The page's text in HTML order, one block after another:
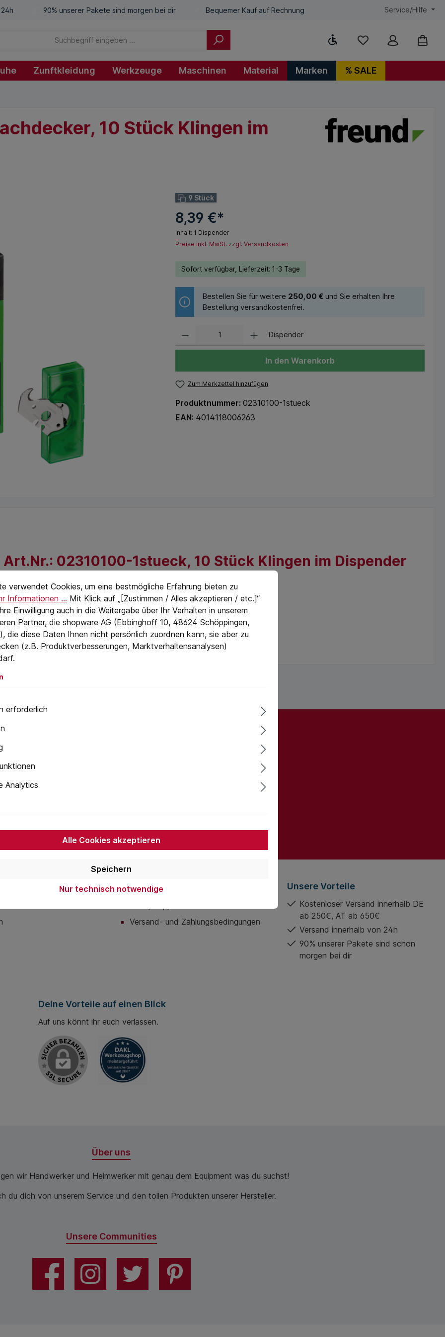
90% unserer Pakete sind morgen bei dir Bequemer Kauf auf Rechnung Service/Hilfe
Werkzeugleiste anzeigen
Zunftkleidung Werkzeuge Maschinen Material Marken % SALE
10 Stück Klingen im
9 Stück
8,39 €*
Inhalt: 1 Dispender
Preise inkl. MwSt. zzgl. Versandkosten
Sofort verfügbar, Lieferzeit: 1-3 Tage
Bestellen Sie für weitere 250,00 €und Sie erhalten Ihre
Bestellung versandkostenfrei.
Dispender
In den Warenkorb
Zum Merkzettel hinzufügen
Produktnummer: 02310100-1stueck
EAN: 4014118006263
02310100-1stueck, 10 Stück Klingen im Dispender
Qualität, 10 Stück im Dispenser
Sie jetzt einfach unseren regelmäßig erscheinenden Newsletter und Sie
unter den Ersten sein, über neue Produkte und Angebote informiert
Servicemenü
Versand- und Zahlungsbedingungen
Unsere Vorteile
Kostenloser Versand innerhalb DE
ab 250€, AT ab 650€
Versand innerhalb von 24h
90% unserer Pakete sind schon
morgen bei dir
Deine Vorteile auf einen Blick
Auf uns könnt ihr euch verlassen.
Über uns
wir Handwerker und Heimwerker mit genau dem Equipment was du suchst!
du dich von unserem Service und den tollen Produkten unserer Hersteller.
Unsere Communities
verwendet Cookies, um eine bestmögliche Erfahrung bieten zu
Informationen ... Mit Klick auf „[Zustimmen / Alles akzeptieren / etc.]“
Einwilligung auch in die Weitergabe über Ihr Verhalten in unserem
Partner, die shopware AG (Ebbinghoff 10, 48624 Schöppingen,
die diese Daten Ihnen nicht persönlich zuordnen kann, sie aber zu
(z.B. Produktverbesserungen, Marktverhaltensanalysen)
erforderlich
Analytics
Alle Cookies akzeptieren
Speichern
Nur technisch notwendige